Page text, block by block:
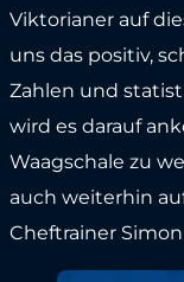
Viktorianer auf
uns das positiv,
Zahlen und
wird es darauf
Waagschale zu
auch weiterhin
Cheftrainer